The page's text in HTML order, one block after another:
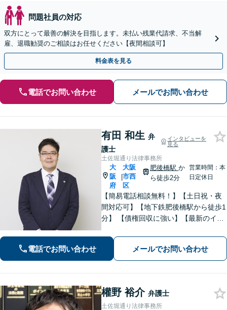
問題社員の対応
双方にとって最善の解決を目指します。未払い残業代請求、不当解
雇、退職勧奨のご相談はお任せください【夜間相談可】
料金表を見る
電話でお問い合わせ メールでお問い合わせ
有田 和生 弁
護士
インタビューを
見る
土佐堀通り法律事務所
大
阪
府
|
大阪
市西
区
肥後橋駅 か
ら徒歩2分
営業時間：本
日定休日
【簡易電話相談無料！】【土日祝・夜
間対応可】【地下鉄肥後橋駅から徒歩1
分】 【債権回収に強い】【最新のイン
けで解決することもよくあります。ま
ずはお気軽にご相談下さい。【ビデオ
面談可】【法テラス利用可】
電話でお問い合わせ メールでお問い合わせ
權野 裕介 弁護士
土佐堀通り法律事務所